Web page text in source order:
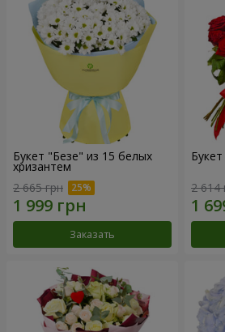
Букет "Безе" из 15 белых
хризантем
2 665 грн
Заказать
2 614